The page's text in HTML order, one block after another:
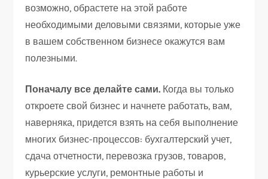
возможно, обрастете на этой работе
необходимыми деловыми связями, которые уже
в вашем собственном бизнесе окажутся вам
полезными.
Поначалу все делайте сами. Когда вы только
откроете свой бизнес и начнете работать, вам,
наверняка, придется взять на себя выполнение
многих бизнес-процессов: бухгалтерский учет,
сдача отчетности, перевозка грузов, товаров,
курьерские услуги, ремонтные работы и